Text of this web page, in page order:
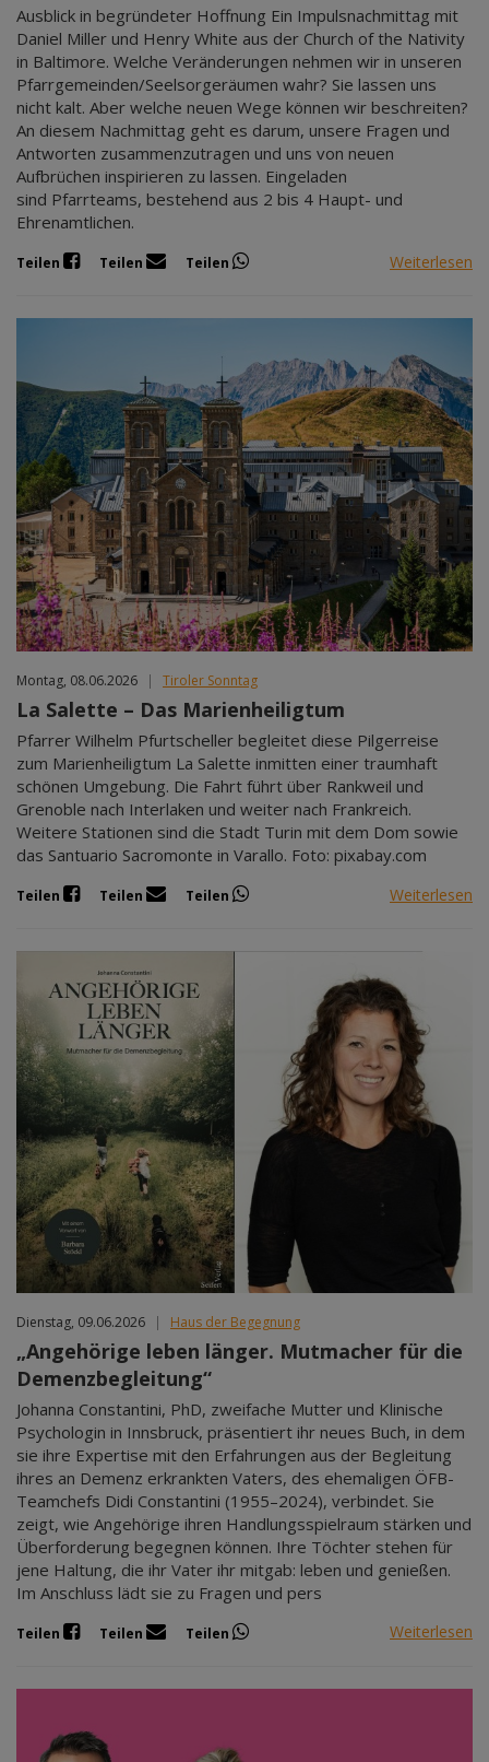
Ausblick in begründeter Hoffnung Ein Impulsnachmittag mit
Daniel Miller und Henry White aus der Church of the Nativity
in Baltimore. Welche Veränderungen nehmen wir in unseren
Pfarrgemeinden/Seelsorgeräumen wahr? Sie lassen uns
nicht kalt. Aber welche neuen Wege können wir beschreiten?
An diesem Nachmittag geht es darum, unsere Fragen und
Antworten zusammenzutragen und uns von neuen
Aufbrüchen inspirieren zu lassen. Eingeladen
sind Pfarrteams, bestehend aus 2 bis 4 Haupt- und
Ehrenamtlichen.
Teilen Teilen Teilen Weiterlesen
Montag, 08.06.2026 | Tiroler Sonntag
La Salette – Das Marienheiligtum
Pfarrer Wilhelm Pfurtscheller begleitet diese Pilgerreise
zum Marienheiligtum La Salette inmitten einer traumhaft
schönen Umgebung. Die Fahrt führt über Rankweil und
Grenoble nach Interlaken und weiter nach Frankreich.
Weitere Stationen sind die Stadt Turin mit dem Dom sowie
das Santuario Sacromonte in Varallo. Foto: pixabay.com
Teilen Teilen Teilen Weiterlesen
Dienstag, 09.06.2026 | Haus der Begegnung
„Angehörige leben länger. Mutmacher für die
Demenzbegleitung“
Johanna Constantini, PhD, zweifache Mutter und Klinische
Psychologin in Innsbruck, präsentiert ihr neues Buch, in dem
sie ihre Expertise mit den Erfahrungen aus der Begleitung
ihres an Demenz erkrankten Vaters, des ehemaligen ÖFB-
Teamchefs Didi Constantini (1955–2024), verbindet. Sie
zeigt, wie Angehörige ihren Handlungsspielraum stärken und
Überforderung begegnen können. Ihre Töchter stehen für
jene Haltung, die ihr Vater ihr mitgab: leben und genießen.
Im Anschluss lädt sie zu Fragen und pers
Teilen Teilen Teilen Weiterlesen